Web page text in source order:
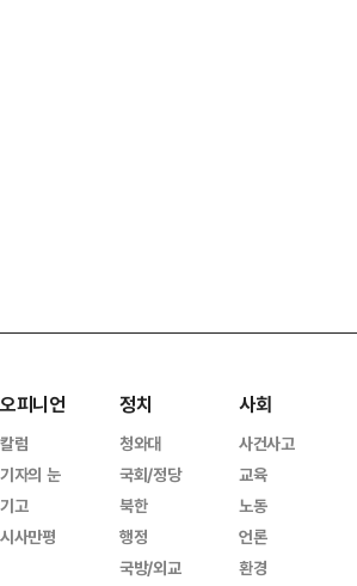
오피니언
칼럼
기자의 눈
기고
시사만평
정치
청와대
국회/정당
북한
행정
국방/외교
사회
사건사고
교육
노동
언론
환경